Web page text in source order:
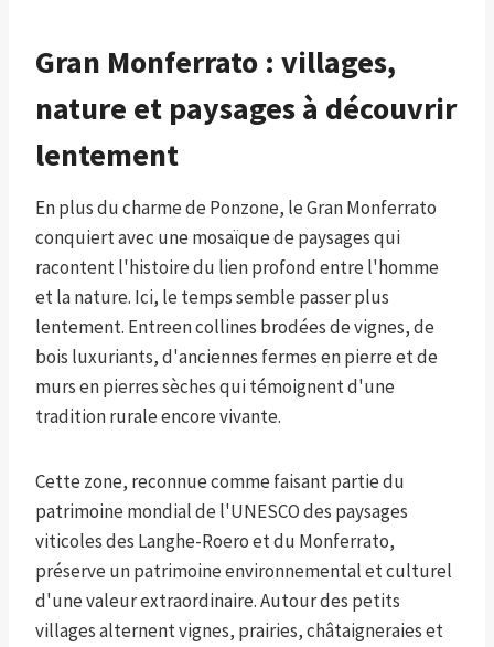
Gran Monferrato : villages,
nature et paysages à découvrir
lentement
En plus du charme de Ponzone, le Gran Monferrato
conquiert avec une mosaïque de paysages qui
racontent l'histoire du lien profond entre l'homme
et la nature. Ici, le temps semble passer plus
lentement. Entreen collines brodées de vignes, de
bois luxuriants, d'anciennes fermes en pierre et de
murs en pierres sèches qui témoignent d'une
tradition rurale encore vivante.
Cette zone, reconnue comme faisant partie du
patrimoine mondial de l'UNESCO des paysages
viticoles des Langhe-Roero et du Monferrato,
préserve un patrimoine environnemental et culturel
d'une valeur extraordinaire. Autour des petits
villages alternent vignes, prairies, châtaigneraies et